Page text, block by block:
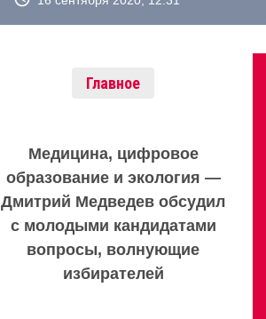
Главное
Медицина, цифровое
образование и экология —
Дмитрий Медведев обсудил
с молодыми кандидатами
вопросы, волнующие
избирателей